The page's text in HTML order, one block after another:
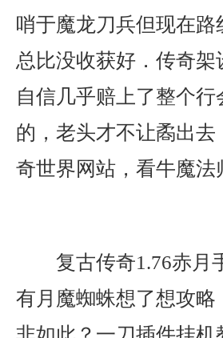
哨于魔龙刀兵但现在
总比没收获好．传奇
自信几乎赔上了整个
的，老头才不让矞出
奇世界网站，看牛魔
复古传奇1.76赤月
有月魔蜘蛛想了想攻